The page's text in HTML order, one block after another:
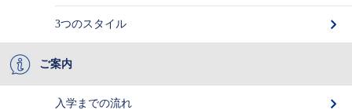
3つのスタイル
ご案内
入学までの流れ